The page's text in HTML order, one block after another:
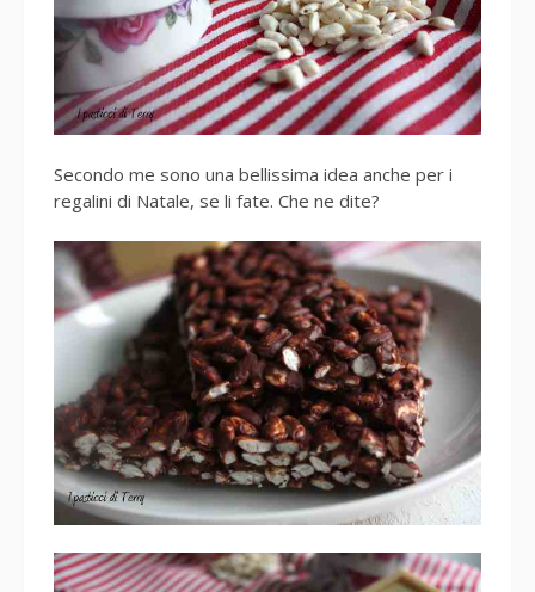
Secondo me sono una bellissima idea anche per i
regalini di Natale, se li fate. Che ne dite?